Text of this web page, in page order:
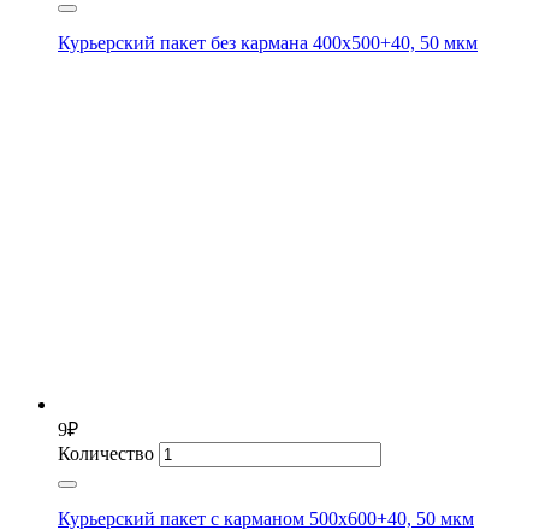
Курьерский пакет без кармана 400х500+40, 50 мкм
9₽
Количество
Курьерский пакет с карманом 500х600+40, 50 мкм